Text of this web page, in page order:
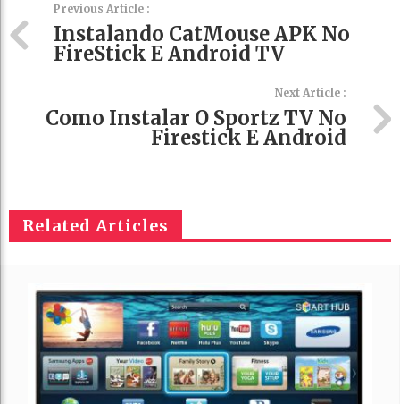
Previous Article :
Instalando CatMouse APK No
FireStick E Android TV
Next Article :
Como Instalar O Sportz TV No
Firestick E Android
Related Articles